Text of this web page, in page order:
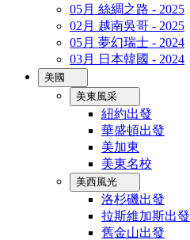
05月 絲綢之路 - 2025
02月 越南吳哥 - 2025
05月 夢幻瑞士 - 2024
03月 日本韓國 - 2024
美國
美東風采
紐約出發
華盛頓出發
美加東
美東名校
美西風光
洛杉磯出發
拉斯維加斯出發
舊金山出發